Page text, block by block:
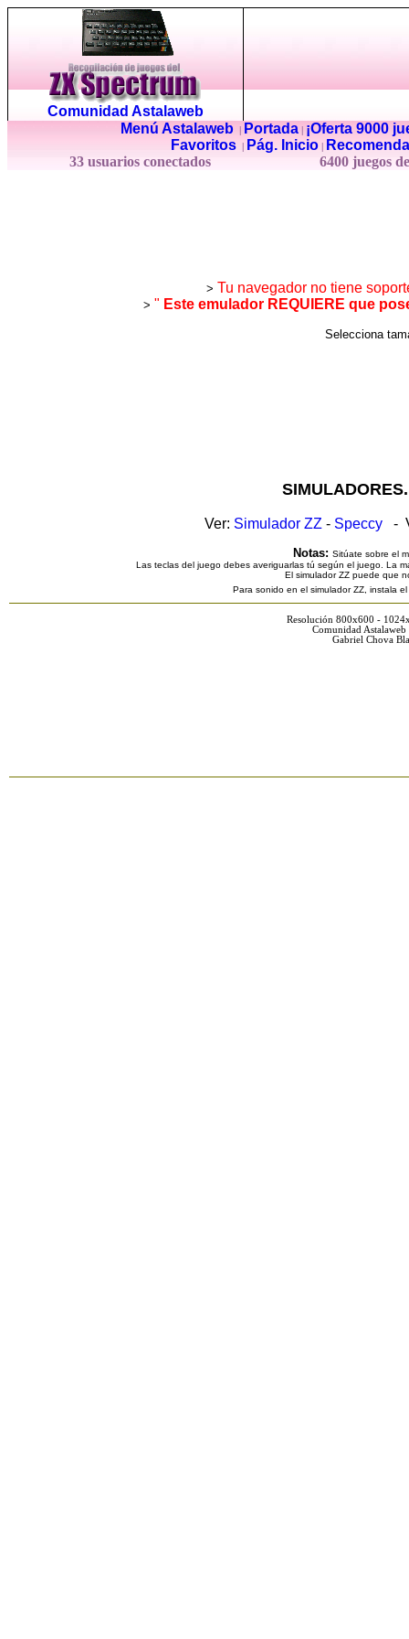
Comunidad Astalaweb
Menú Astalaweb| Portada|
¡Oferta 9000
Favoritos
Pág. Inicio
33 usuarios conectados
6400 juegos
> Tu navegador no tiene
> " Este emulador REQUIERE que
Selecciona
Ver: Simulador ZZ - Speccy -
Notas: Sitúate sobre el
Las teclas del juego debes averiguarlas tú según el juego. La
El simulador ZZ puede que
Para sonido en el simulador ZZ, instala
Resolución 800x600 -
Comunidad
Gabriel Chova